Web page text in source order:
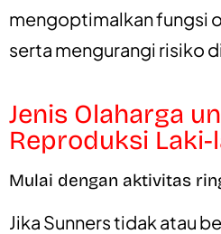
mengoptimalkan fungsi
serta mengurangi risiko
Jenis Olaharga
Reproduksi Laki-
Mulai dengan aktivitas
Jika Sunners tidak atau